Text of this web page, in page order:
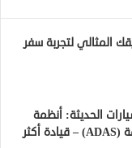
المثالي لتجربة سفر
الحديثة: أنظمة
مساعدة السائق المتقدمة (ADAS) – قيادة أكثر